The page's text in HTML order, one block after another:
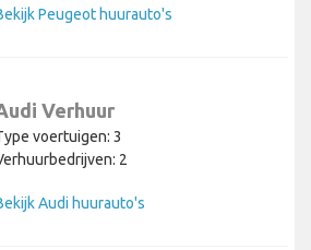
Peugeot huurauto's
Verhuur
voertuigen: 3
2
Audi huurauto's